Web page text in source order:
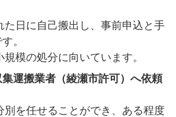
日に自己搬出し、事前申込と手
。
模の処分に向いています。
運搬業者（綾瀬市許可）へ依頼
を任せることができ、ある程度